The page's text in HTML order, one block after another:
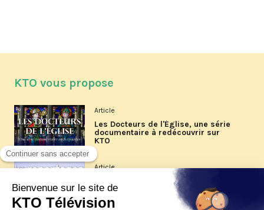
KTO vous propose
Article
Les Docteurs de l'Église, une série
documentaire à redécouvrir sur
KTO
Article
Les reportages d'été 2026 de KTO